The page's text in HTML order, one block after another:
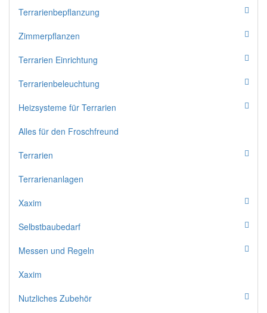
Terrarienbepflanzung
Zimmerpflanzen
Terrarien Einrichtung
Terrarienbeleuchtung
Heizsysteme für Terrarien
Alles für den Froschfreund
Terrarien
Terrarienanlagen
Xaxim
Selbstbaubedarf
Messen und Regeln
Xaxim
Nutzliches Zubehör